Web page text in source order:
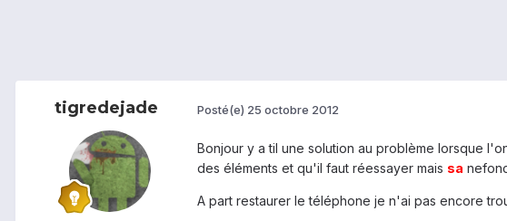
tigredejade Posté(e) 25 octobre 2012
Bonjour y a til une solution au problème lorsque
des éléments et qu'il faut réessayer mais sa
A part restaurer le téléphone je n'ai pas encore